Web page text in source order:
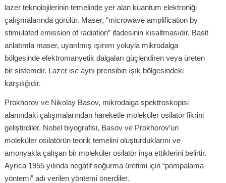
lazer teknolojilerinin temelinde yer alan kuantum elektroniği
çalışmalarında görülür. Maser, “microwave amplification by
stimulated emission of radiation” ifadesinin kısaltmasıdır. Basit
anlatımla maser, uyarılmış ışınım yoluyla mikrodalga
bölgesinde elektromanyetik dalgaları güçlendiren veya üreten
bir sistemdir. Lazer ise aynı prensibin ışık bölgesindeki
karşılığıdır.
Prokhorov ve Nikolay Basov, mikrodalga spektroskopisi
alanındaki çalışmalarından hareketle moleküler osilatör fikrini
geliştirdiler. Nobel biyografisi, Basov ve Prokhorov’un
moleküler osilatörün teorik temelini oluşturduklarını ve
amonyakla çalışan bir moleküler osilatör inşa ettiklerini belirtir.
Ayrıca 1955 yılında negatif soğurma üretimi için “pompalama
yöntemi” adı verilen yöntemi önerdiler.